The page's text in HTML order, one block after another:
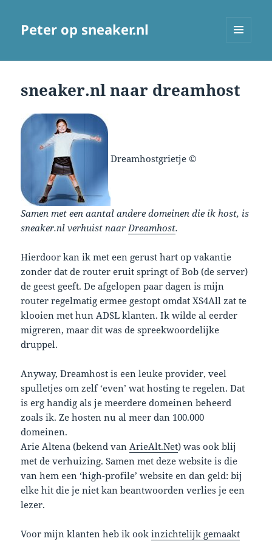
Peter op sneaker.nl
sneaker.nl naar dreamhost
Dreamhostgrietje ©
Samen met een aantal andere domeinen die ik host, is
sneaker.nl verhuist naarDreamhost.
Hierdoor kan ik met een gerust hart op vakantie
zonder dat de router eruit springt of Bob (de server)
de geest geeft. De afgelopen paar dagen is mijn
router regelmatig ermee gestopt omdat XS4All zat te
klooien met hun ADSL klanten. Ik wilde al eerder
migreren, maar dit was de spreekwoordelijke
druppel.
Anyway, Dreamhost is een leuke provider, veel
spulletjes om zelf ‘even’ wat hosting te regelen. Dat
is erg handig als je meerdere domeinen beheerd
zoals ik. Ze hosten nu al meer dan 100.000
domeinen.
Arie Altena (bekend vanArieAlt.Net) was ook blij
met de verhuizing. Samen met deze website is die
van hem een ‘high-profile’ website en dan geld: bij
elke hit die je niet kan beantwoorden verlies je een
lezer.
Voor mijn klanten heb ik ookinzichtelijk gemaakt